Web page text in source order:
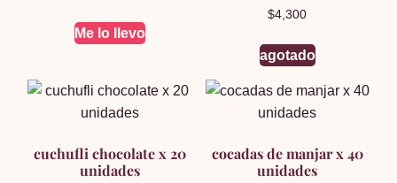
Me lo llevo
$4,300
agotado
cuchufli chocolate x 20
unidades
cocadas de manjar x 40
unidades